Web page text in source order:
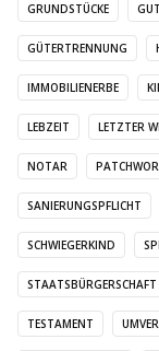
GRUNDSTÜCKE
GÜTERTRENNUNG
IMMOBILIENERBE
LEBZEIT LETZTER
NOTAR
SANIERUNGSPFLICHT
SCHWIEGERKIND
STAATSBÜRGERSCHAFT
TESTAMENT